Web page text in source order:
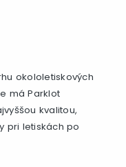
okololetiskových
má Parklot
kvalitou,
pri letiskách po